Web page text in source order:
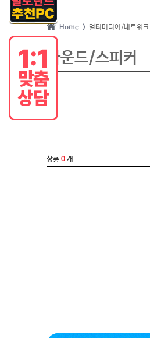
Home > 멀티미디어/네트워크
사운드/스피커